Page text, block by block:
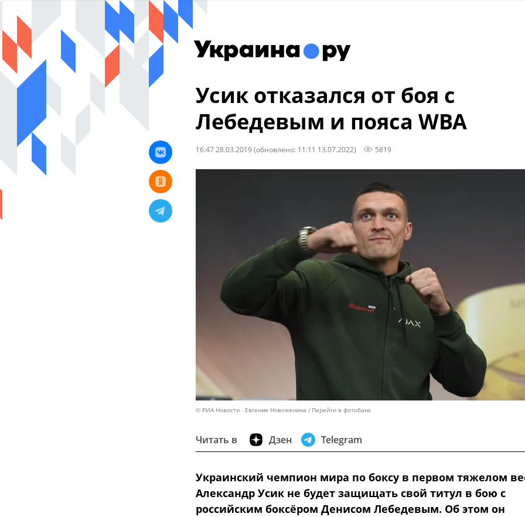
Усик отказался от боя с
Лебедевым и пояса WBA
16:47 28.03.2019(обновлено: 11:11 13.07.2022) 5819
© РИА Новости . Евгения Новоженина Перейти в фотобанк
Читать в Дзен Telegram
Украинский чемпион мира по боксу в первом тяжелом
Александр Усик не будет защищать свой титул в бою с
российским боксёром Денисом Лебедевым. Об этом он